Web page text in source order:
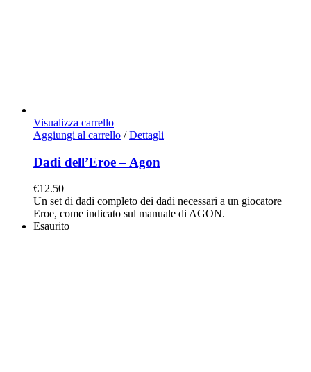
Visualizza carrello
Aggiungi al carrello / Dettagli
Dadi dell’Eroe – Agon
€12.50
Un set di dadi completo dei dadi necessari a un giocatore
Eroe, come indicato sul manuale di AGON.
Esaurito